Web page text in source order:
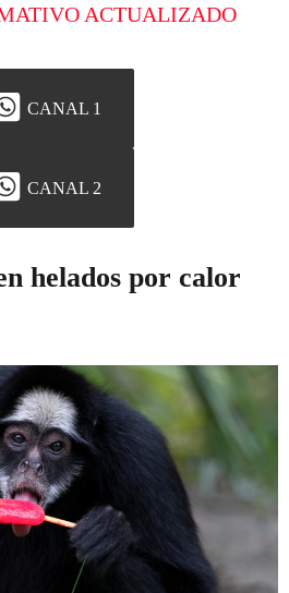
ACTUALIZADO
CANAL 1
CANAL 2
helados por calor